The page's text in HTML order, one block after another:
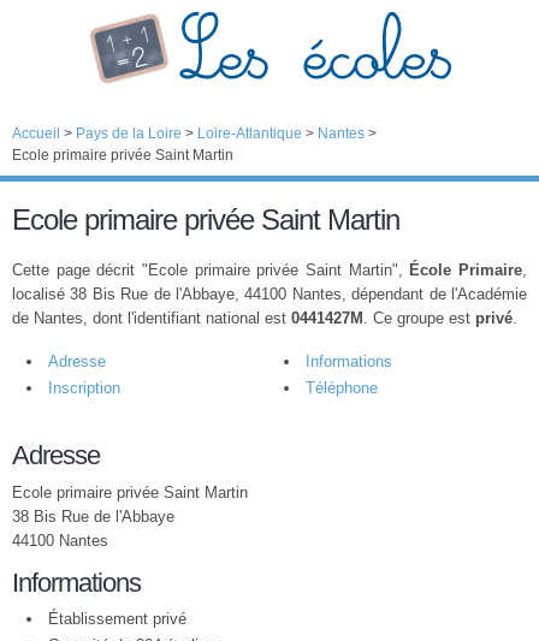
Accueil > Pays de la Loire > Loire-Atlantique > Nantes >
Ecole primaire privée Saint Martin
Ecole primaire privée Saint Martin
Cette page décrit "Ecole primaire privée Saint Martin", École Primaire,
localisé 38 Bis Rue de l'Abbaye, 44100 Nantes, dépendant de l'Académie
de Nantes, dont l'identifiant national est 0441427M . Ce groupe est privé.
Adresse
Informations
Inscription
Téléphone
Adresse
Ecole primaire privée Saint Martin
38 Bis Rue de l'Abbaye
44100 Nantes
Informations
Établissement privé